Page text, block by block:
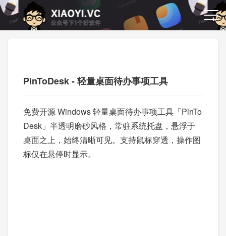
PinToDesk - 轻量桌面待办事项工具
免费开源 Windows 轻量桌面待办事项工具「PinTo
Desk」半透明磨砂风格，常驻系统托盘，悬浮于
桌面之上，始终清晰可见。支持鼠标穿透，操作图
标仅在悬停时显示。